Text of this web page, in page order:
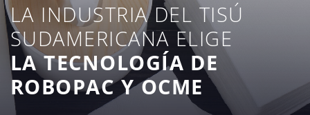
LA INDUSTRIA DEL TISÚ
SUDAMERICANA ELIGE
LA TECNOLOGÍA DE
ROBOPAC Y OCME